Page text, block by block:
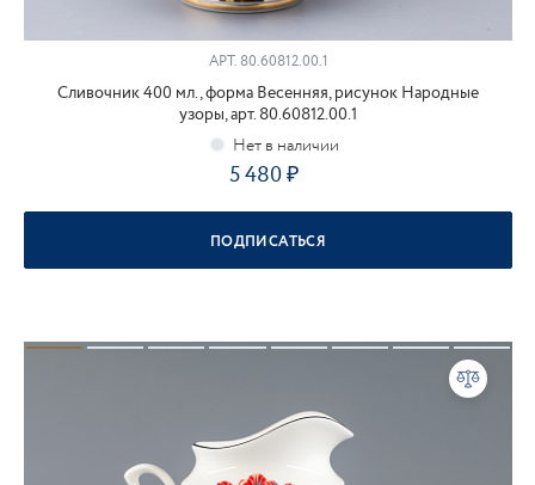
АРТ.80.60812.00.1
Сливочник 400 мл., форма Весенняя, рисунок Народные
узоры, арт. 80.60812.00.1
5 480
ПОДПИСАТЬСЯ